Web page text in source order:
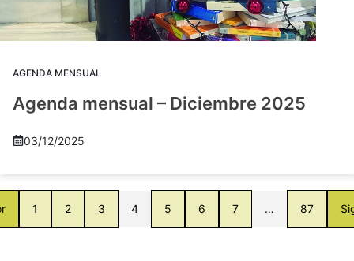
AGENDA MENSUAL
Agenda mensual – Diciembre 2025
03/12/2025
1 2 3 4 5 6 7 … 87